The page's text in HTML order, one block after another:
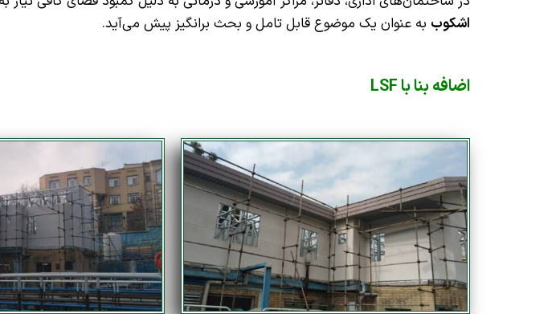
اشکوب به عنوان یک موضوع قابل تامل و بحث برانگیز پیش می‌آید.
اضافه بنا با LSF